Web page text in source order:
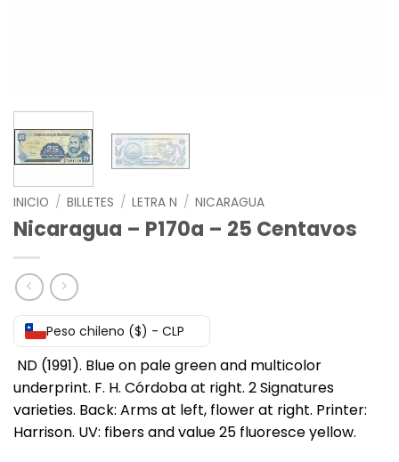
INICIO / BILLETES / LETRA N / NICARAGUA
Nicaragua – P170a – 25 Centavos
Peso chileno ($) - CLP
ND (1991). Blue on pale green and multicolor
underprint. F. H. Córdoba at right. 2 Signatures
varieties. Back: Arms at left, flower at right. Printer:
Harrison. UV: fibers and value 25 fluoresce yellow.